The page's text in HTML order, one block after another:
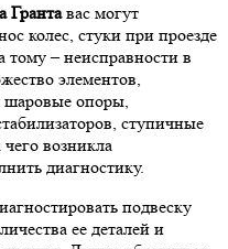
Грантавас могут
колес, стуки при проезде
тому – неисправности в
элементов,
шаровые опоры,
ступичные
возникла
диагностику.
подвеску
ее деталей и